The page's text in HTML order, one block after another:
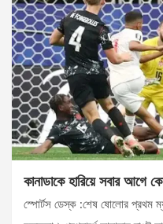
কানাডাকে হারিয়ে সবার আগে
স্পোর্টস ডেস্ক :শেষ ষোলোর প্রথম